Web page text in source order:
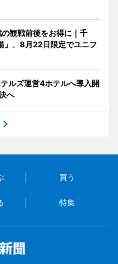
観戦前後をお得に｜千
」、8月22日限定でユニフ
ルズ運営4ホテルへ導入開
へ
買う
特集